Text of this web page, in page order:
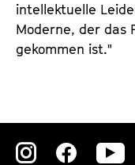
intellektuelle
Moderne, der das
gekommen ist."
Zu
Zu
Zu